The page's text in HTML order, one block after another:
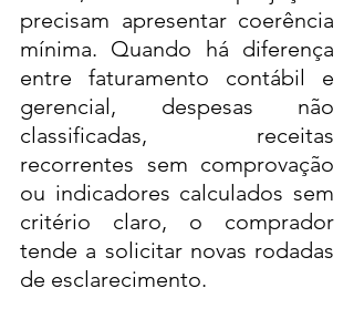
precisam apresentar coerência
mínima. Quando há diferença
entre faturamento contábil e
gerencial, despesas não
classificadas, receitas
recorrentes sem comprovação
ou indicadores calculados sem
critério claro, o comprador
tende a solicitar novas rodadas
de esclarecimento.